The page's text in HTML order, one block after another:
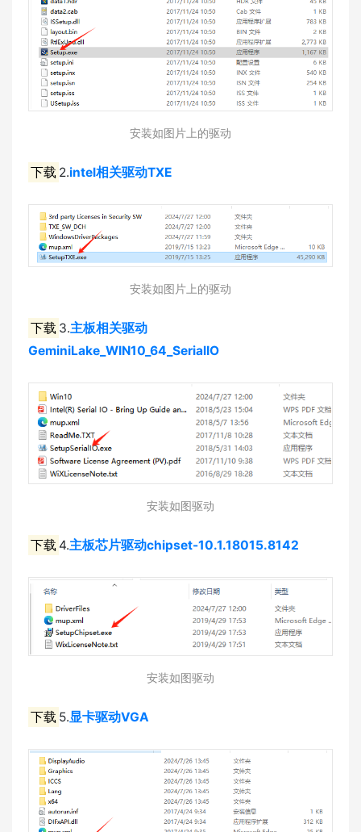
安装如图片上的驱动
下载 2.intel相关驱动TXE
安装如图片上的驱动
下载 3.主板相关驱动
GeminiLake_WIN10_64_SerialIO
安装如图驱动
下载 4.主板芯片驱动chipset-10.1.18015.8142
安装如图驱动
下载 5.显卡驱动VGA